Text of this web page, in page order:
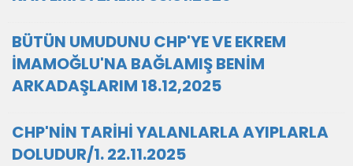
BÜTÜN UMUDUNU CHP'YE VE EKREM
İMAMOĞLU'NA BAĞLAMIŞ BENİM
ARKADAŞLARIM 18.12,2025
CHP'NİN TARİHİ YALANLARLA AYIPLARLA
DOLUDUR/1. 22.11.2025